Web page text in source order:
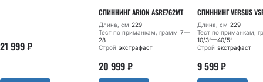
21 999₽
СПИННИНГ ARION ASRE762MT
Длина, см 229
Тест по приманкам, грамм 7—
28
Строй экстрафаст
20 999₽
СПИННИНГ VERSUS
Длина, см 229
Тест по приманкам,
10/3”—40/5”
Строй экстрафаст
9 599₽